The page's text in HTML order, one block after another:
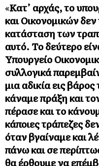
«Κατ’ αρχάς, το
και Οικονομικών
κατάσταση των
αυτό. Το δεύτερο
Υπουργείο
συλλογικά
μια αδικία εις
κάναμε πράξη και
πέρασε και το
κάποιες τράπεζες
όταν βγαίναμε και
πάνω και σε
θα έρθουμε να